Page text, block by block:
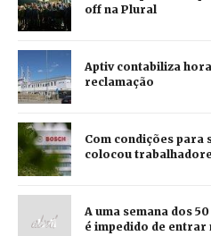
off na Plural
Aptiv contabiliza
reclamação
Com condições
colocou
A uma semana dos
é impedido de entrar